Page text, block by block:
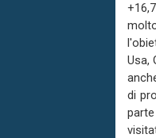
Usa,
di